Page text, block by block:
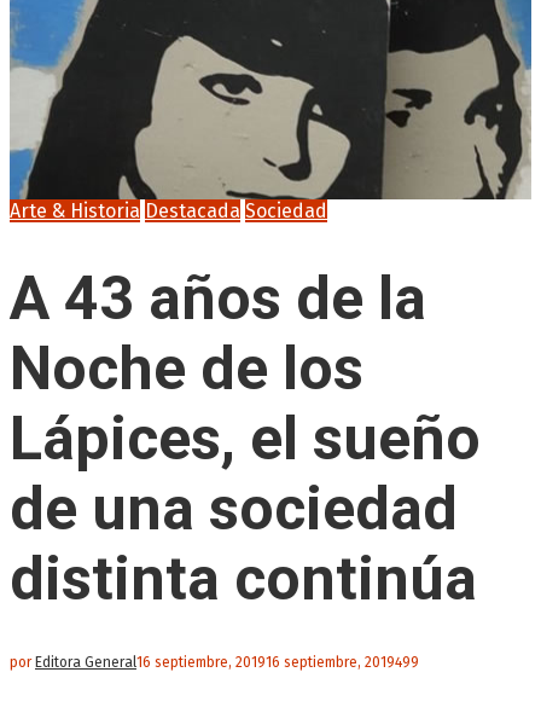
Arte & Historia Destacada Sociedad
A 43 años de la
Noche de los
Lápices, el sueño
de una sociedad
distinta continúa
por Editora General16 septiembre, 201916 septiembre, 2019499